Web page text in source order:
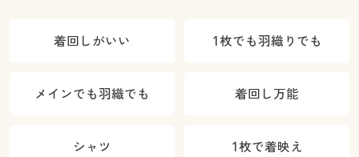
着回しがいい 1枚でも羽織りでも
メインでも羽織でも 着回し万能
シャツ 1枚で着映え